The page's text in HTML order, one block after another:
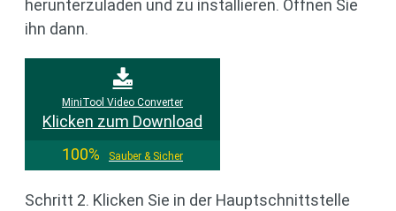
herunterzuladen und zu installieren. Öffnen Sie
ihn dann.
MiniTool Video Converter
Klicken zum Download
100%
Sauber & Sicher
Schritt 2. Klicken Sie in der Hauptschnittstelle